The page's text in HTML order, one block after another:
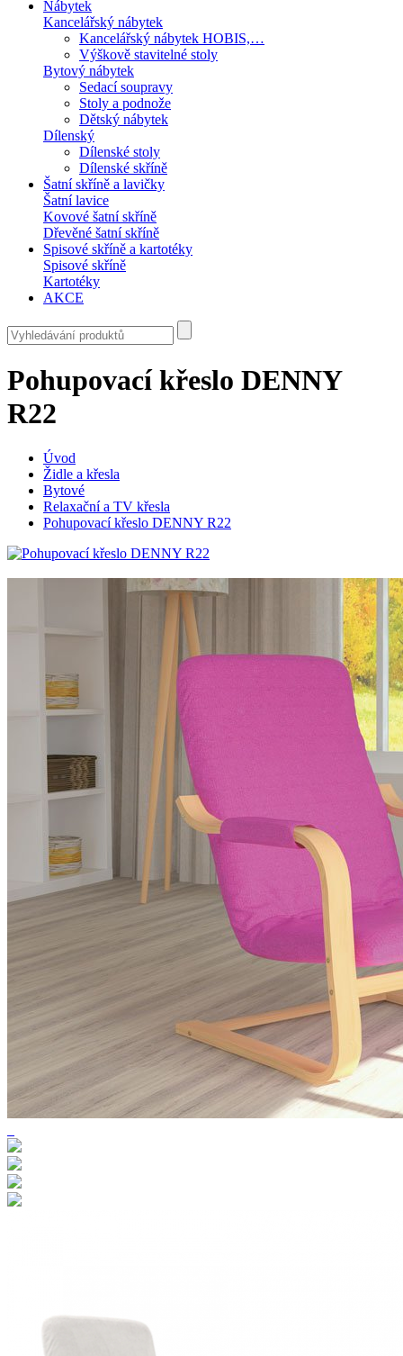
Nábytek
Kancelářský nábytek
Kancelářský nábytek HOBIS,…
Výškově stavitelné stoly
Bytový nábytek
Sedací soupravy
Stoly a podnože
Dětský nábytek
Dílenský
Dílenské stoly
Dílenské skříně
Šatní skříně a lavičky
Šatní lavice
Kovové šatní skříně
Dřevěné šatní skříně
Spisové skříně a kartotéky
Spisové skříně
Kartotéky
AKCE
Pohupovací křeslo DENNY
R22
Úvod
Židle a křesla
Bytové
Relaxační a TV křesla
Pohupovací křeslo DENNY R22